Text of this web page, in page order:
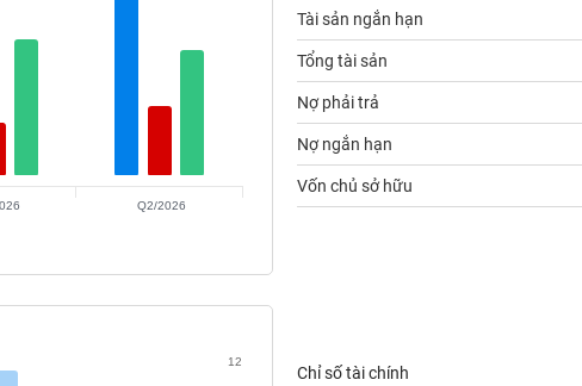
Q2/2026
Tài sản ngắn hạn
Tổng tài sản
Nợ phải trả
Nợ ngắn hạn
Vốn chủ sở hữu
12
Chỉ số tài chính